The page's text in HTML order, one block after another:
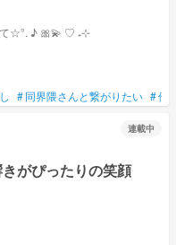
☆°. ♪ 🎀💫 ♡ ₊⊹
#同界隈さんと繋がりたい #他
連載中
う響きがぴったりの笑顔